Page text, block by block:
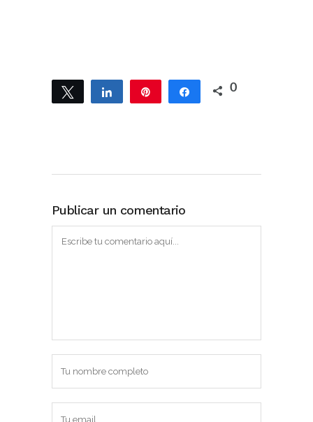
Twittear Compartir Compartir
0
Publicar un comentario